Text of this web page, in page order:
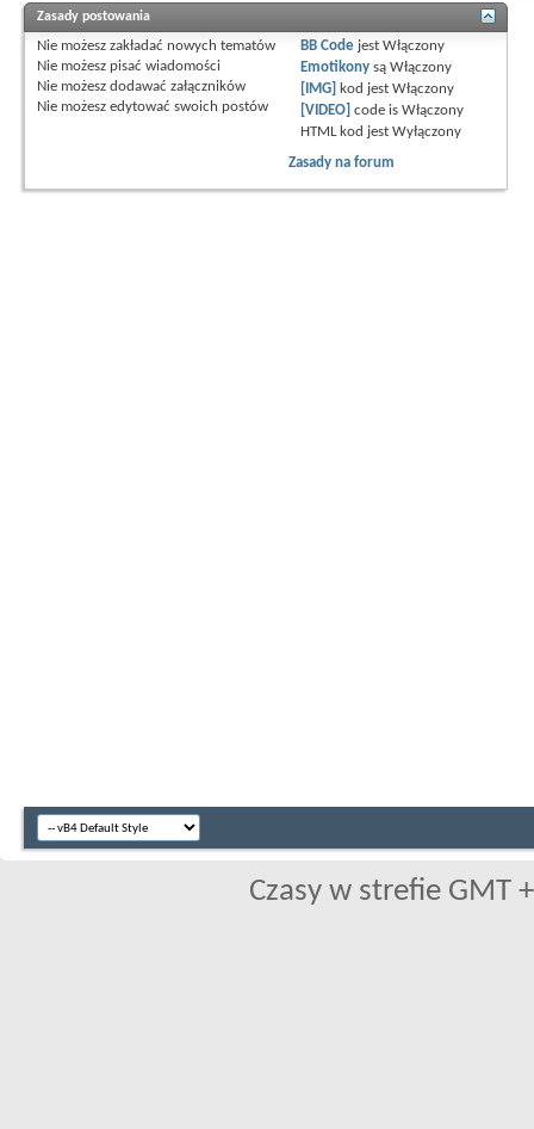
Zasady postowania
Nie możesz zakładać nowych tematów
Nie możesz pisać wiadomości
Nie możesz dodawać załączników
Nie możesz edytować swoich postów
BB Code jestWłączony
Emotikony sąWłączony
[IMG]
kod jestWłączony
[VIDEO] code isWłączony
HTML kod jestWyłączony
Zasady na forum
Czasy w strefie GMT